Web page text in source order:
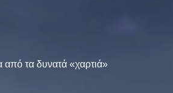
τα δυνατά «χαρτιά»